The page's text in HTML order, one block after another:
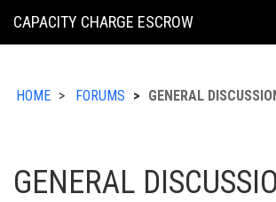
KING
CAPACITY CHARGE ESCROW
HOME FORUMS GENERAL
GENERAL